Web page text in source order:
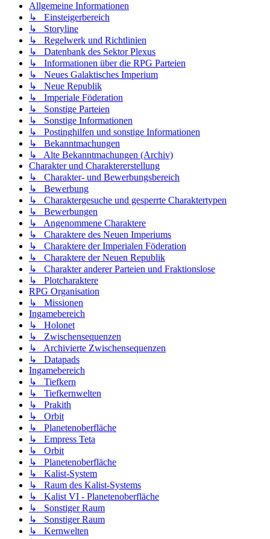
Allgemeine Informationen
↳ Einsteigerbereich
↳ Storyline
↳ Regelwerk und Richtlinien
↳ Datenbank des Sektor Plexus
↳ Informationen über die RPG Parteien
↳ Neues Galaktisches Imperium
↳ Neue Republik
↳ Imperiale Föderation
↳ Sonstige Parteien
↳ Sonstige Informationen
↳ Postinghilfen und sonstige Informationen
↳ Bekanntmachungen
↳ Alte Bekanntmachungen (Archiv)
Charakter und Charaktererstellung
↳ Charakter- und Bewerbungsbereich
↳ Bewerbung
↳ Charaktergesuche und gesperrte Charaktertypen
↳ Bewerbungen
↳ Angenommene Charaktere
↳ Charaktere des Neuen Imperiums
↳ Charaktere der Imperialen Föderation
↳ Charaktere der Neuen Republik
↳ Charakter anderer Parteien und Fraktionslose
↳ Plotcharaktere
RPG Organisation
↳ Missionen
Ingamebereich
↳ Holonet
↳ Zwischensequenzen
↳ Archivierte Zwischensequenzen
↳ Datapads
Ingamebereich
↳ Tiefkern
↳ Tiefkernwelten
↳ Prakith
↳ Orbit
↳ Planetenoberfläche
↳ Empress Teta
↳ Orbit
↳ Planetenoberfläche
↳ Kalist-System
↳ Raum des Kalist-Systems
↳ Kalist VI - Planetenoberfläche
↳ Sonstiger Raum
↳ Sonstiger Raum
↳ Kernwelten